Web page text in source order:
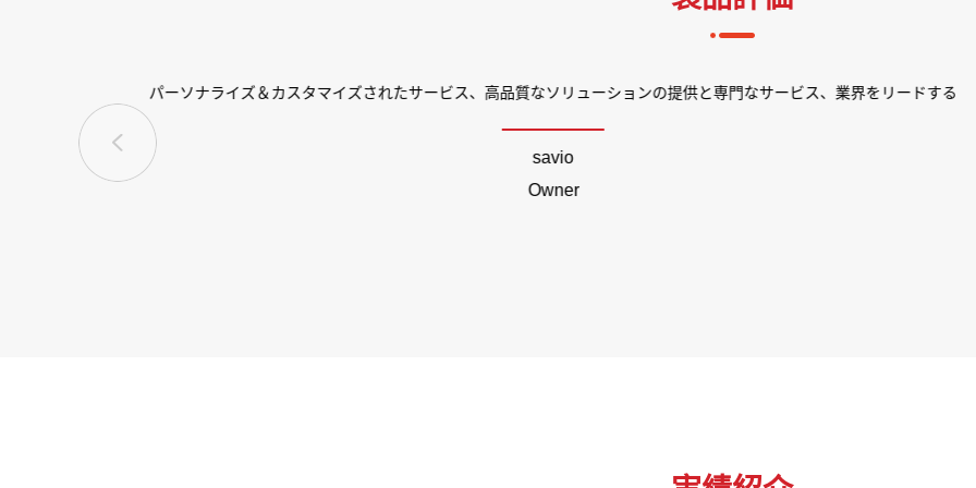
2013年以来、当社とグレースソーラーは多くのプロジェクトに協力してきま
当社のすべてのプロジェクトが非常に良い成果が得られ、当社に大きな利益と価値をもた
グレースソーラーは長期的に協力に値するパートナーであると確信していま